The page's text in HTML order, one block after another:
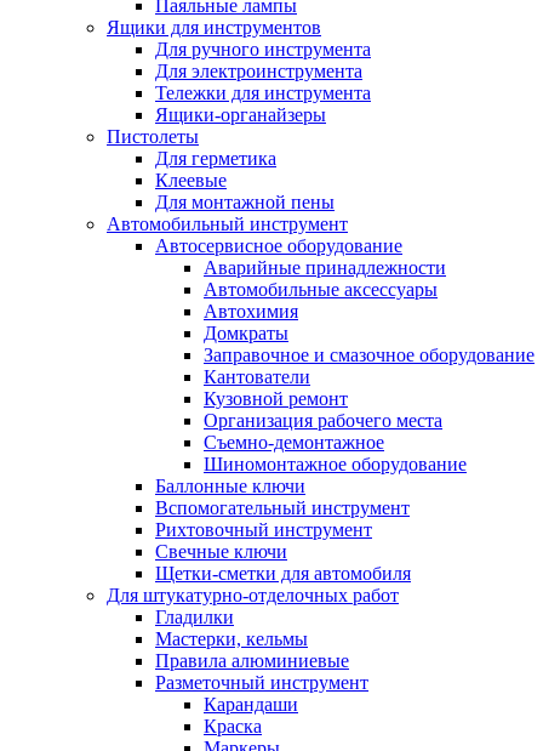
Паяльные лампы
Ящики для инструментов
Для ручного инструмента
Для электроинструмента
Тележки для инструмента
Ящики-органайзеры
Пистолеты
Для герметика
Клеевые
Для монтажной пены
Автомобильный инструмент
Автосервисное оборудование
Аварийные принадлежности
Автомобильные аксессуары
Автохимия
Домкраты
Заправочное и смазочное оборудование
Кантователи
Кузовной ремонт
Организация рабочего места
Съемно-демонтажное
Шиномонтажное оборудование
Баллонные ключи
Вспомогательный инструмент
Рихтовочный инструмент
Свечные ключи
Щетки-сметки для автомобиля
Для штукатурно-отделочных работ
Гладилки
Мастерки, кельмы
Правила алюминиевые
Разметочный инструмент
Карандаши
Краска